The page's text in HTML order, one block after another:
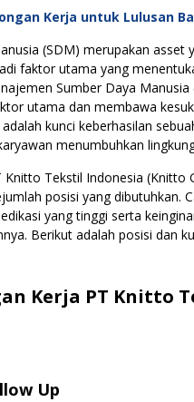
Kerja untuk Lulusan
(SDM) merupakan
faktor utama yang
Sumber Daya
utama dan membawa
kunci keberhasilan
menumbuhkan
Knitto Tekstil Indonesia (Knitto
posisi yang dibutuhkan.
yang tinggi serta
Berikut adalah posisi dan
Kerja PT Knitto
Up